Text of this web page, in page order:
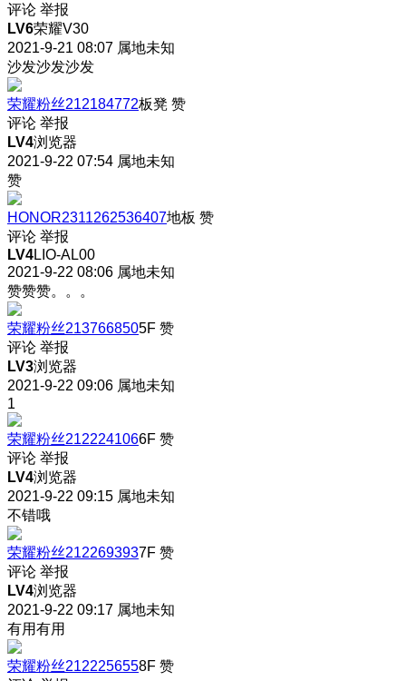
评论 举报
LV6荣耀V30
2021-9-21 08:07 属地未知
沙发沙发沙发
荣耀粉丝212184772板凳 赞
评论 举报
LV4浏览器
2021-9-22 07:54 属地未知
赞
HONOR2311262536407地板 赞
评论 举报
LV4LIO-AL00
2021-9-22 08:06 属地未知
赞赞赞。。。
荣耀粉丝2137668505F 赞
评论 举报
LV3浏览器
2021-9-22 09:06 属地未知
1
荣耀粉丝2122241066F 赞
评论 举报
LV4浏览器
2021-9-22 09:15 属地未知
不错哦
荣耀粉丝2122693937F 赞
评论 举报
LV4浏览器
2021-9-22 09:17 属地未知
有用有用
荣耀粉丝2122256558F 赞